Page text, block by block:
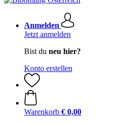
Anmelden
Jetzt anmelden
Bist du neu hier?
Konto erstellen
Warenkorb € 0,00